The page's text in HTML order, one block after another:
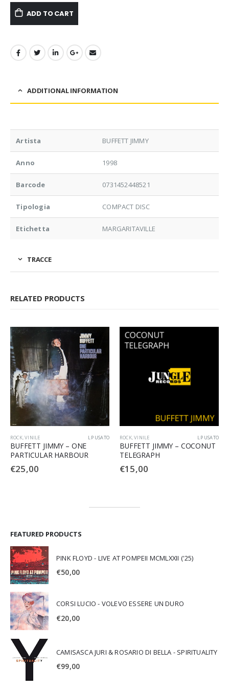
ADD TO CART
ADDITIONAL INFORMATION
Artista BUFFETT JIMMY
Anno 1998
Barcode 0731452448521
Tipologia COMPACT DISC
Etichetta MARGARITAVILLE
TRACCE
RELATED PRODUCTS
LP USATO
ROCK,VINILE
BUFFETT JIMMY – ONE
PARTICULAR HARBOUR
€25,00
LP USATO
ROCK,VINILE
BUFFETT JIMMY – COCONUT
TELEGRAPH
€15,00
FEATURED PRODUCTS
PINK FLOYD - LIVE AT POMPEII MCMLXXII ('25)
€50,00
CORSI LUCIO - VOLEVO ESSERE UN DURO
€20,00
CAMISASCA JURI & ROSARIO DI BELLA - SPIRITUALITY
€99,00